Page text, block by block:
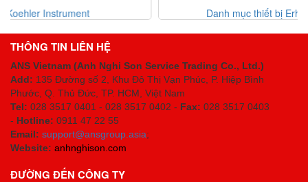
Danh mục thiết bị Erhardt-leimer Việt Nam
THÔNG TIN LIÊN HỆ
ANS Vietnam (Anh Nghi Son Service Trading Co., Ltd.)
Add: 135 Đường số 2, Khu Đô Thị Vạn Phúc, P. Hiệp Bình
Phước, Q. Thủ Đức, TP. HCM , Việt Nam
Tel: 028 3517 0401 - 028 3517 0402 - Fax: 028 3517 0403
- Hotline: 0911 47 22 55
Email: support@ansgroup.asia;
Website: anhnghison.com
ĐƯỜNG ĐẾN CÔNG TY